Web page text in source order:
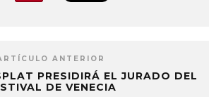
ANTERIOR
PRESIDIRÁ EL JURADO DEL
DE VENECIA